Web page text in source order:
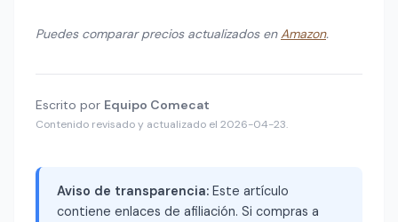
Puedes comparar precios actualizados enAmazon.
Escrito por Equipo Comecat
Contenido revisado y actualizado el 2026-04-23.
Aviso de transparencia: Este artículo
contiene enlaces de afiliación. Si compras a